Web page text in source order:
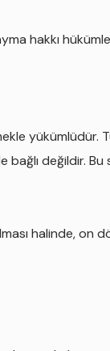
hakkı
yükümlüdür.
bağlı değildir.
halinde, on